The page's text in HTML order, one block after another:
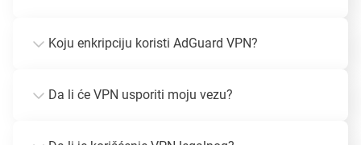
Koju enkripciju koristi AdGuard VPN?
Da li će VPN usporiti moju vezu?